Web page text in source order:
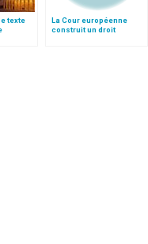
texte
La Cour européenne
construit un droit